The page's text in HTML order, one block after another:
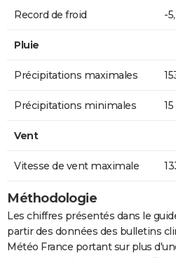
Record de froid -
Pluie
Précipitations maximales
Précipitations minimales
Vent
Vitesse de vent maximale
Méthodologie
Les chiffres présentés dans le
partir des données des bulletins
Météo France portant sur plus